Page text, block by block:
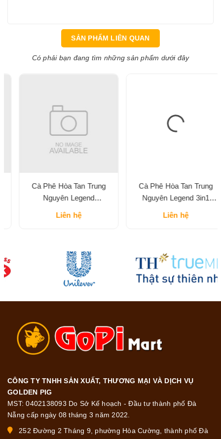
SẢN PHẨM LIÊN QUAN
Có phải bạn đang tìm những sản phẩm dưới đây
Cà Phê Hòa Tan Trung
Nguyên Legend
Liên hệ
Cà Phê Hòa Tan Trung
Nguyên Legend 3in1
Liên hệ
CÔNG TY TNHH SẢN XUẤT, THƯƠNG MẠI VÀ DỊCH VỤ
GOLDEN PIG
MST: 0402138093 Do Sở Kế hoạch - Đầu tư thành phố Đà
Nẵng cấp ngày 08 tháng 3 năm 2022.
252 Đường 2 Tháng 9, phường Hòa Cường, thành phố Đà